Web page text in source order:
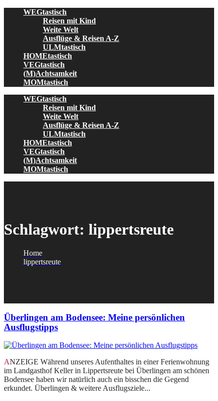
WEGtastisch
Reisen mit Kind
Weite Welt
Ausflüge & Reisen A-Z
ULMtastisch
HOMEtastisch
VEGtastisch
(M)Achtsamkeit
MOMtastisch
WEGtastisch
Reisen mit Kind
Weite Welt
Ausflüge & Reisen A-Z
ULMtastisch
HOMEtastisch
VEGtastisch
(M)Achtsamkeit
MOMtastisch
Schlagwort: lippertsreute
Home
lippertsreute
Überlingen am Bodensee: Meine persönlichen
Ausflugstipps
ANZEIGE Während unseres Aufenthaltes in einer Ferienwohnung
im Landgasthof Keller in Lippertsreute bei Überlingen am schönen
Bodensee haben wir natürlich auch ein bisschen die Gegend
erkundet. Überlingen & weitere Ausflugsziele...